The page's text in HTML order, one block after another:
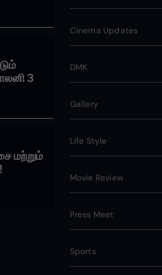
3
மற்றும்
Cinema Updates
DMK
Gallery
Life Style
Movie Review
Press Meet
Sports